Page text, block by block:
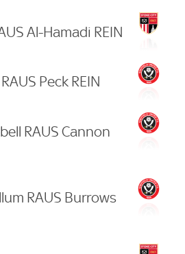
Al-Hamadi REIN
Peck REIN
RAUS Cannon
RAUS Burrows